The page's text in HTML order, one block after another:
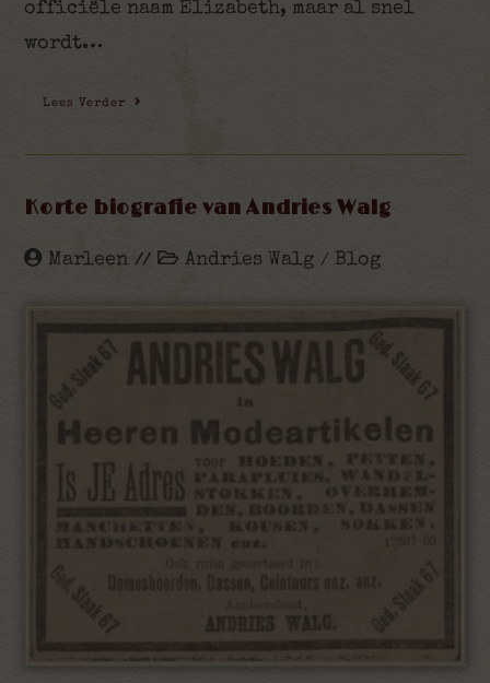
officiële naam Elizabeth, maar al snel
wordt…
Lees Verder
Korte biografie van Andries Walg
Marleen Andries Walg / Blog